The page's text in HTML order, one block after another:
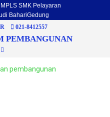
SMK Pelayaran
BahariGedung
021-8412557
PEMBANGUNAN